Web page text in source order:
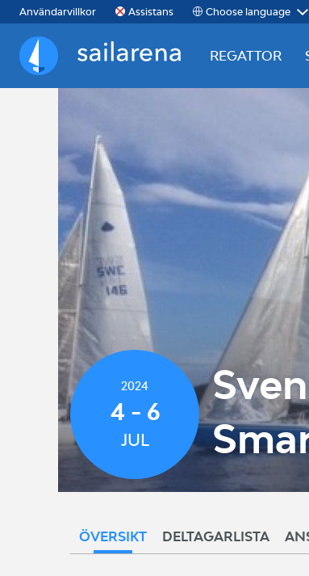
Användarvillkor Assistans Choose language
Sailarena
REGATTOR
2024
4 - 6
JUL
ÖVERSIKT DELTAGARLISTA